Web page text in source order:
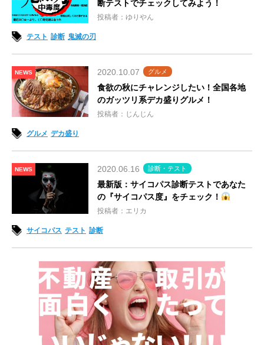
断テストでチェックしてみよう！
投稿者：ゆりやん
テスト 診断 鬼滅の刃
NEWS 2020.10.07 グルメ
食欲の秋にチャレンジしたい！全国各地
のガッツリ系デカ盛りグルメ！
投稿者：じんじん
グルメ デカ盛り
NEWS 2020.06.16 診断・テスト
最新版：サイコパス診断テストであなた
の『サイコパス度』をチェック！
投稿者：エリカ
サイコパス テスト 診断